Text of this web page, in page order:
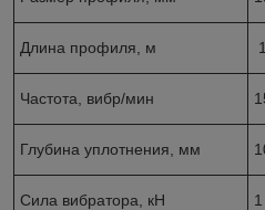
Длина профиля, м 1
Частота, вибр/мин
Глубина уплотнения, мм
Сила вибратора, кН 1